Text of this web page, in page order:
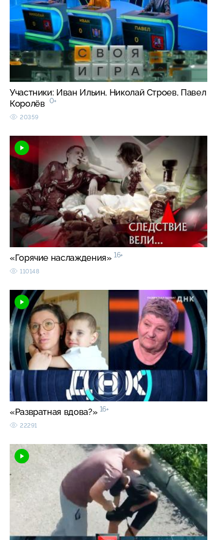
Участники: Иван Ильин, Николай Строев, Павел
Королёв
0+
20359
«Горячие наслаждения» 16+
110148
«Развратная вдова?» 16+
22291